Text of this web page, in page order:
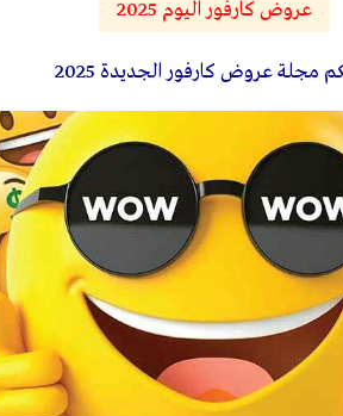
عروض كارفور اليوم 2025
مجلة عروض كارفور الجديدة 2025